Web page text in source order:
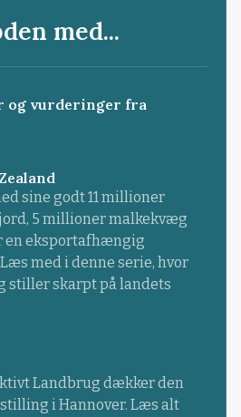
med...
og vurderinger fra
sine godt 11 millioner
5 millioner malkekvæg
en eksportafhængig
med i denne serie, hvor
stiller skarpt på landets
Landbrug dækker den
i Hannover. Læs alt